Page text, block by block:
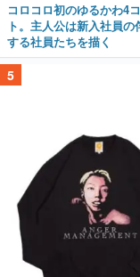
コロコロ初のゆるかわ4
ト。主人公は新入社員
する社員たちを描く
5